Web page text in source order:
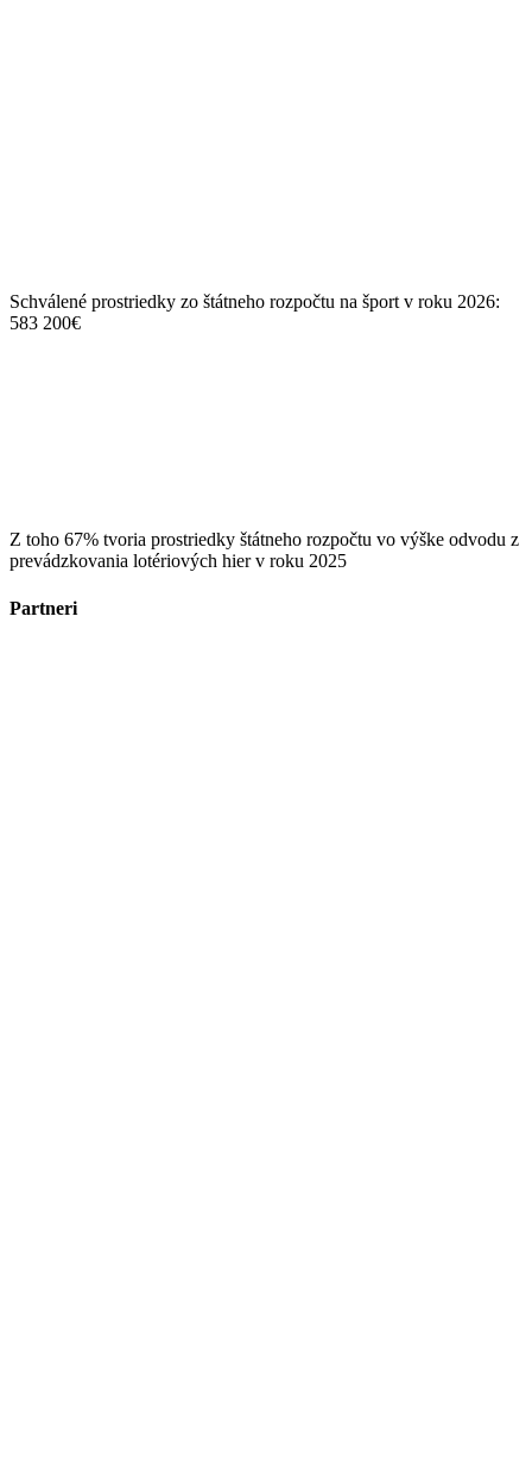
Schválené prostriedky zo štátneho rozpočtu na šport v roku 2026:
583 200€
Z toho 67% tvoria prostriedky štátneho rozpočtu vo výške odvodu z
prevádzkovania lotériových hier v roku 2025
Partneri